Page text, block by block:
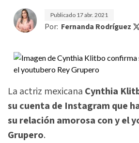
Publicado 17 abr. 2021
Por: Fernanda Rodríguez
La actriz mexicana Cynthia
su cuenta de Instagram que
su relación amorosa con y el
Grupero.